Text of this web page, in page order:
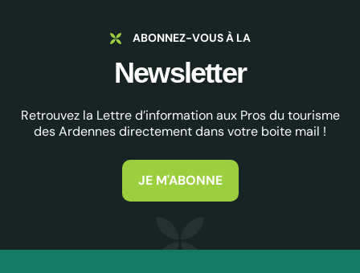
ABONNEZ-VOUS À LA
Newsletter
Retrouvez la Lettre d’information aux Pros du tourisme
des Ardennes directement dans votre boite mail !
JE M'ABONNE